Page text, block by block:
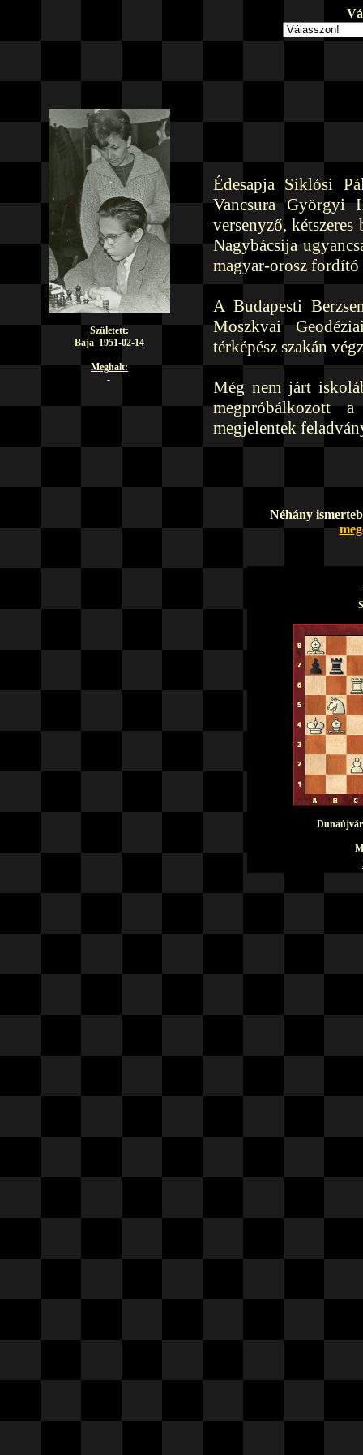
Született:
Baja 1951-02-14
Meghalt:
-
Édesapja Siklósi
Vancsura Györgyi
versenyző,
Nagybácsija
magyar-orosz
A Budapesti
Moszkvai
térképész szakán
Még nem járt
megpróbálkozott
megjelentek
Néhány